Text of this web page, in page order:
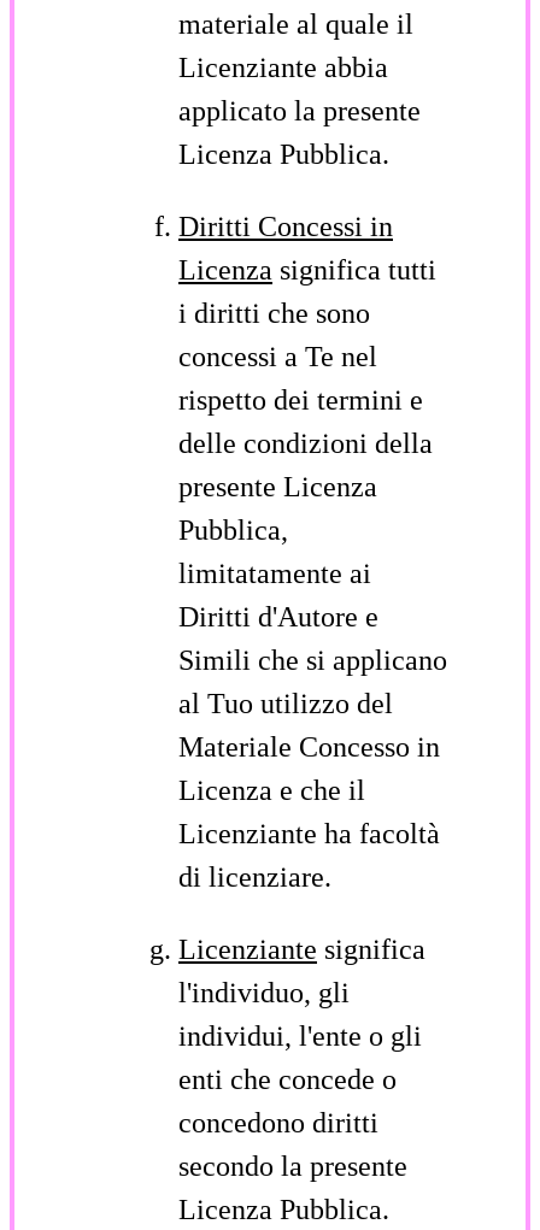
materiale al quale il
Licenziante abbia
applicato la presente
Licenza Pubblica.
Diritti Concessi in
Licenza significa tutti
i diritti che sono
concessi a Te nel
rispetto dei termini e
delle condizioni della
presente Licenza
Pubblica,
limitatamente ai
Diritti d'Autore e
Simili che si applicano
al Tuo utilizzo del
Materiale Concesso in
Licenza e che il
Licenziante ha facoltà
di licenziare.
Licenziante significa
l'individuo, gli
individui, l'ente o gli
enti che concede o
concedono diritti
secondo la presente
Licenza Pubblica.